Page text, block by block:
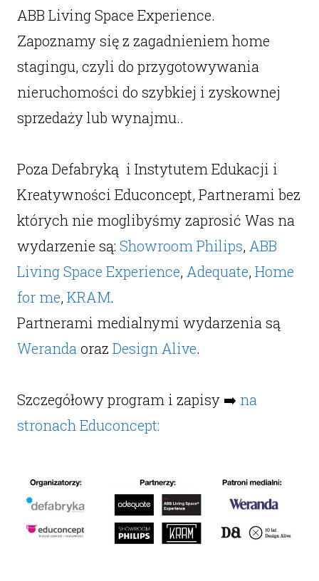
ABB Living Space Experience.
Zapoznamy się z zagadnieniem home
stagingu, czyli do przygotowywania
nieruchomości do szybkiej i zyskownej
sprzedaży lub wynajmu..
Poza Defabryką i Instytutem Edukacji i
Kreatywności Educoncept, Partnerami bez
których nie moglibyśmy zaprosić Was na
wydarzenie są: Showroom Philips, ABB
Living Space Experience, Adequate, Home
for me, KRAM.
Partnerami medialnymi wydarzenia są
Werandaoraz Design Alive.
Szczegółowy program i zapisy ➡️ na
stronach Educoncept: